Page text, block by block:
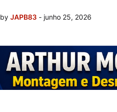
by JAPB83 - junho 25, 2026